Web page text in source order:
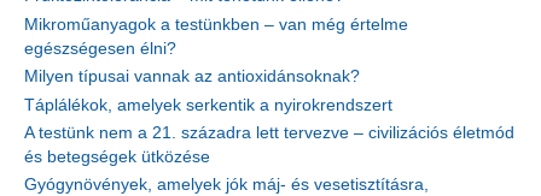
Mikroműanyagok a testünkben – van még értelme
egészségesen élni?
Milyen típusai vannak az antioxidánsoknak?
Táplálékok, amelyek serkentik a nyirokrendszert
A testünk nem a 21. századra lett tervezve – civilizációs életmód
és betegségek ütközése
Gyógynövények, amelyek jók máj- és vesetisztításra,